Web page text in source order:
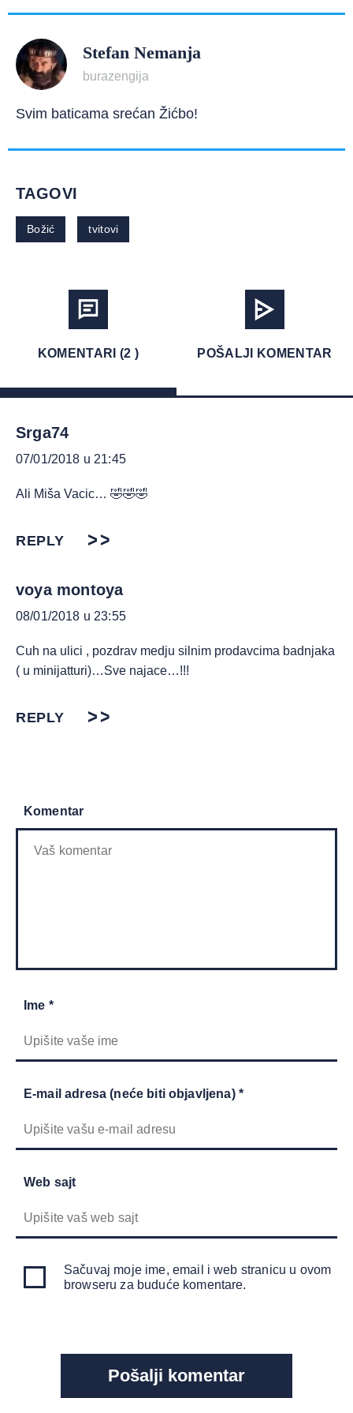
Stefan Nemanja
burazengija
Svim baticama srećan Žićbo!
TAGOVI
Božić tvitovi
KOMENTARI (2 ) POŠALJI KOMENTAR
Srga74
07/01/2018 u 21:45
Ali Miša Vacic… 🤣🤣🤣
REPLY
voya montoya
08/01/2018 u 23:55
Cuh na ulici , pozdrav medju silnim prodavcima badnjaka
( u minijatturi)…Sve najace…!!!
REPLY
Komentar
Ime *
E-mail adresa (neće biti objavljena) *
Web sajt
Sačuvaj moje ime, email i web stranicu u ovom
browseru za buduće komentare.